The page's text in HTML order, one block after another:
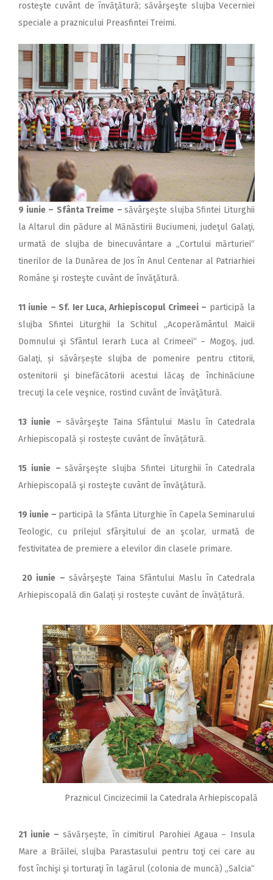
rosteşte cuvânt de învăţătură; săvârşeşte slujba Vecerniei
speciale a praznicului Preasfintei Treimi.
9 iunie – Sfânta Treime –săvârşeşte slujba Sfintei Liturghii
la Altarul din pădure al Mănăstirii Buciumeni, judeţul Galaţi,
urmată de slujba de binecuvântare a „Cortului mărturiei“
tinerilor de la Dunărea de Jos în Anul Centenar al Patriarhiei
Române şi rosteşte cuvânt de învăţătură.
11 iunie – Sf. Ier Luca, Arhiepiscopul Crimeei – participă la
slujba Sfintei Liturghii la Schitul „Acoperământul Maicii
Domnului şi Sfântul Ierarh Luca al Crimeei“ – Mogoş, jud.
Galaţi, și săvârșește slujba de pomenire pentru ctitorii,
ostenitorii şi binefăcătorii acestui lăcaş de închinăciune
trecuţi la cele veşnice, rostind cuvânt de învăţătură.
13 iunie – săvârşeşte Taina Sfântului Maslu în Catedrala
Arhiepiscopală și rostește cuvânt de învățătură.
15 iunie –săvârşeşte slujba Sfintei Liturghii în Catedrala
Arhiepiscopală şi rosteşte cuvânt de învăţătură.
19 iunie – participă la Sfânta Liturghie în Capela Seminarului
Teologic, cu prilejul sfârşitului de an şcolar, urmată de
festivitatea de premiere a elevilor din clasele primare.
20 iunie –săvârşeşte Taina Sfântului Maslu în Catedrala
Arhiepiscopală din Galați și rostește cuvânt de învățătură.
Praznicul Cincizecimii la Catedrala Arhiepiscopală
21 iunie –săvărșește, în cimitirul Parohiei Agaua – Insula
Mare a Brăilei, slujba Parastasului pentru toţi cei care au
fost închişi şi torturaţi în lagărul (colonia de muncă) „Salcia“